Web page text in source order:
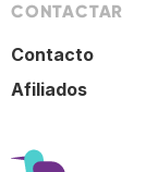
CONTACTAR
Contacto
Afiliados